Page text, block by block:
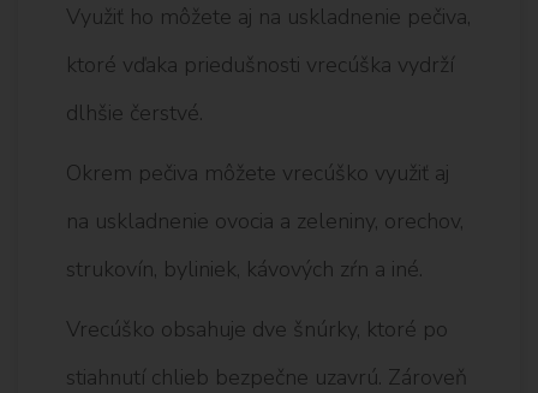
Využiť ho môžete aj na uskladnenie pečiva,
ktoré vďaka priedušnosti vrecúška vydrží
dlhšie čerstvé.
Okrem pečiva môžete vrecúško využiť aj
na uskladnenie ovocia a zeleniny, orechov,
strukovín, byliniek, kávových zŕn a iné.
Vrecúško obsahuje dve šnúrky, ktoré po
stiahnutí chlieb bezpečne uzavrú. Zároveň